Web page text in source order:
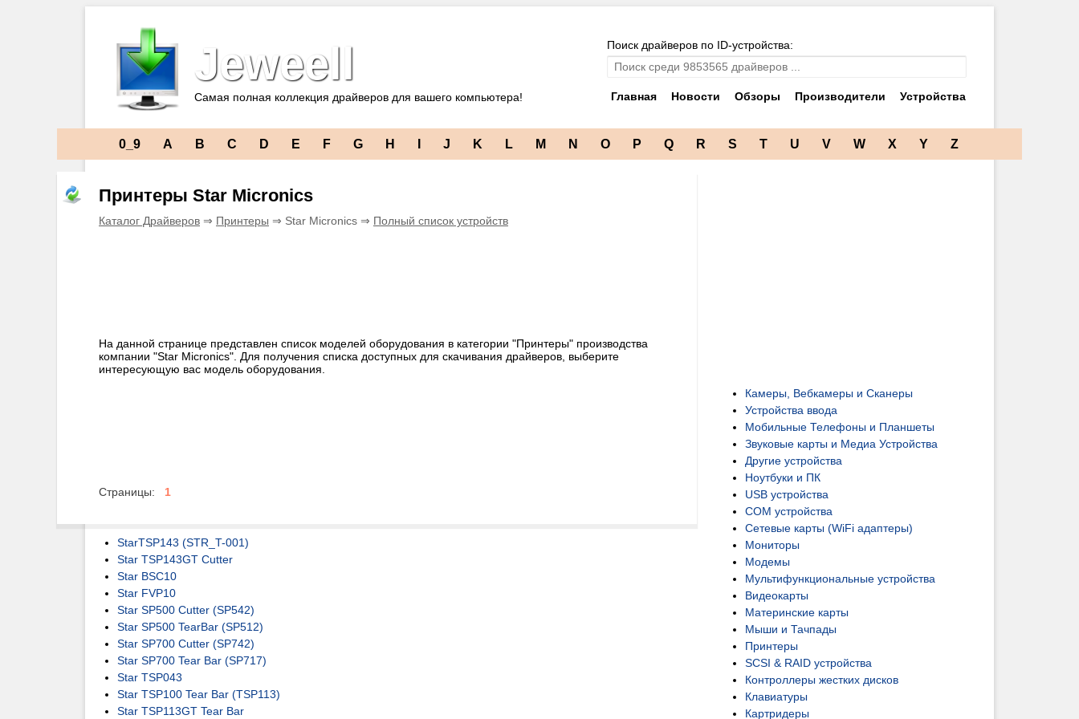
Jeweell
Самая полная коллекция драйверов для вашего компьютера!
Поиск драйверов по ID-устройства:
Главная Новости Обзоры Производители Устройства
0_9 A B C D E F G H J K L M N O P Q R S T U V W X Y Z
Принтеры Star Micronics
Каталог Драйверов ⇒ Принтеры ⇒ Star Micronics ⇒ Полный список устройств
На данной странице представлен список моделей оборудования в категории "Принтеры" производства
компании "Star Micronics". Для получения списка доступных для скачивания драйверов, выберите
интересующую вас модель оборудования.
Страницы: 1
StarTSP143 (STR_T-001)
Star TSP143GT Cutter
Star BSC10
Star FVP10
Star SP500 Cutter (SP542)
Star SP500 TearBar (SP512)
Star SP700 Cutter (SP742)
Star SP700 Tear Bar (SP717)
Star TSP043
Star TSP100 Tear Bar (TSP113)
Star TSP113GT Tear Bar
Камеры, Вебкамеры и Сканеры
Устройства ввода
Мобильные Телефоны и Планшеты
Звуковые карты и Медиа Устройства
Другие устройства
Ноутбуки и ПК
USB устройства
COM устройства
Сетевые карты (WiFi адаптеры)
Мониторы
Модемы
Мультифункциональные устройства
Видеокарты
Материнские карты
Мыши и Тачпады
Принтеры
SCSI & RAID устройства
Контроллеры жестких дисков
Клавиатуры
Картридеры